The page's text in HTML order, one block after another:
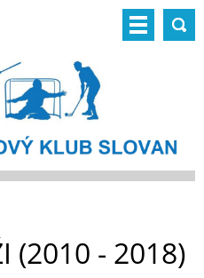
(2010 - 2018)